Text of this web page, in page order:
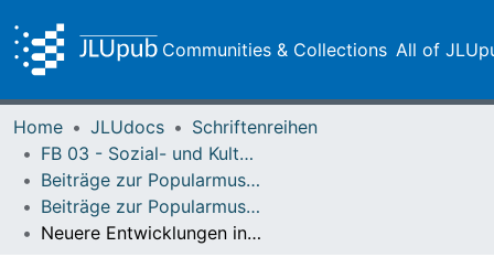
Communities & Collections All of
Home JLUdocs
Schriftenreihen
FB 03 - Sozial- und Kulturwissenschaften
Beiträge zur Popularmusikforschung
Beiträge zur Popularmusikforschung 34 (2006)
Neuere Entwicklungen in der deutschen Rechtsrock-Szene